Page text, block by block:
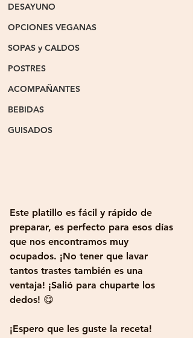
DESAYUNO
OPCIONES VEGANAS
SOPAS y CALDOS
POSTRES
ACOMPAÑANTES
BEBIDAS
GUISADOS
Este platillo es fácil y rápido de
preparar, es perfecto para esos días
que nos encontramos muy
ocupados. ¡No tener que lavar
tantos trastes también es una
ventaja! ¡Salió para chuparte los
dedos! 😋
¡Espero que les guste la receta!